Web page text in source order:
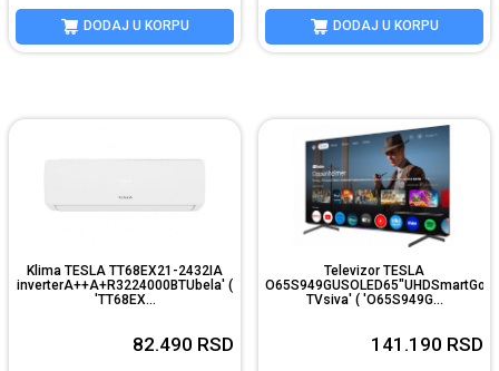
DODAJ U KORPU DODAJ U KORPU
Klima TESLA TT68EX21-2432IA
inverterA++A+R3224000BTUbela' (
'TT68EX...
82.490 RSD
Televizor TESLA
TVsiva' ( 'O65S949G...
141.190 RSD